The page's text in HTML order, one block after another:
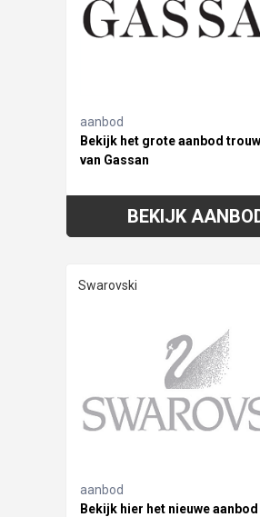
aanbod
Bekijk het grote aanbod
van Gassan
BEKIJK
Swarovski
aanbod
Bekijk hier het nieuwe aanbod